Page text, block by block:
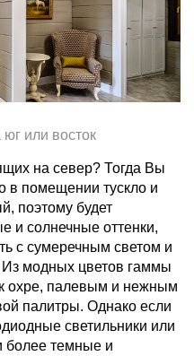
или восток
на север? Тогда Вы
в помещении тускло и
поэтому будет
и солнечные оттенки,
с сумеречным светом и
модных цветов гаммы
охре, палевым и нежным
палитры. Однако если
светильники или
более темные и